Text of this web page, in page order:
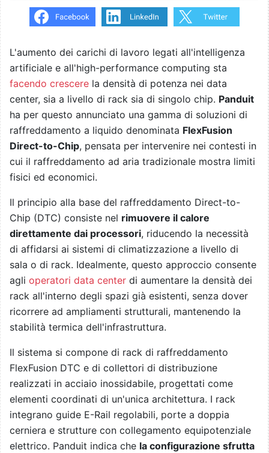
L'aumento dei carichi di lavoro legati all'intelligenza
artificiale e all'high-performance computing sta
facendo crescere la densità di potenza nei data
center, sia a livello di rack sia di singolo chip. Panduit
ha per questo annunciato una gamma di soluzioni di
raffreddamento a liquido denominata FlexFusion
Direct-to-Chip, pensata per intervenire nei contesti in
cui il raffreddamento ad aria tradizionale mostra limiti
fisici ed economici.
Il principio alla base del raffreddamento Direct-to-
Chip (DTC) consiste nel rimuovere il calore
direttamente dai processori, riducendo la necessità
di affidarsi ai sistemi di climatizzazione a livello di
sala o di rack. Idealmente, questo approccio consente
agli operatori data center di aumentare la densità dei
rack all'interno degli spazi già esistenti, senza dover
ricorrere ad ampliamenti strutturali, mantenendo la
stabilità termica dell'infrastruttura.
Il sistema si compone di rack di raffreddamento
FlexFusion DTC e di collettori di distribuzione
realizzati in acciaio inossidabile, progettati come
elementi coordinati di un'unica architettura. I rack
integrano guide E-Rail regolabili, porte a doppia
cerniera e strutture con collegamento equipotenziale
elettrico. Panduit indica che la configurazione sfrutta